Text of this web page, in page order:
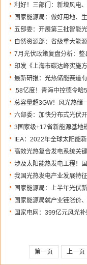
利好！三部门：新增风电
国家能源局：做好用地、
五部委：开展第三批智能
自然资源部：省级重大能
7月光伏政策复盘分析：
印发《上海市碳达峰实施
最新研报：光热储能赛道
.58亿度！青海中控德令哈
总容量超3GW！风光热储
六部委：加快分布式光伏
3国家级+17省新能源基地
IEA：2022年全球太阳能
高效光热复合发电系统关
涉及太阳能热发电工程！
我国光热发电产业发展特
国家能源局：上半年光伏
国家能源局就产业链涨价
国家电网：399亿元风光补
第一页 上一页